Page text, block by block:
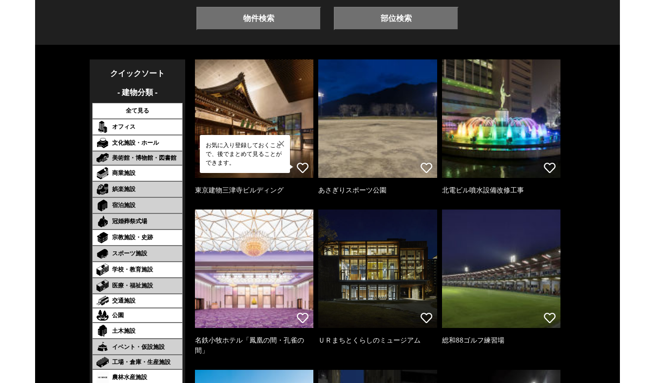
物件検索 部位検索
クイックソート
- 建物分類 -
全て見る
オフィス
文化施設・ホール
美術館・博物館・図書館
商業施設
娯楽施設
宿泊施設
冠婚葬祭式場
宗教施設・史跡
スポーツ施設
学校・教育施設
医療・福祉施設
交通施設
公園
土木施設
イベント・仮設施設
工場・倉庫・生産施設
農林水産施設
お気に入り登録しておくこと
で、後でまとめて見ることが
できます。
東京建物三津寺ビルディング あさぎりスポーツ公園 北電ビル噴水設備改修工事
名鉄小牧ホテル「鳳凰の間・孔雀の
間」
ＵＲまちとくらしのミュージアム 総和88ゴルフ練習場